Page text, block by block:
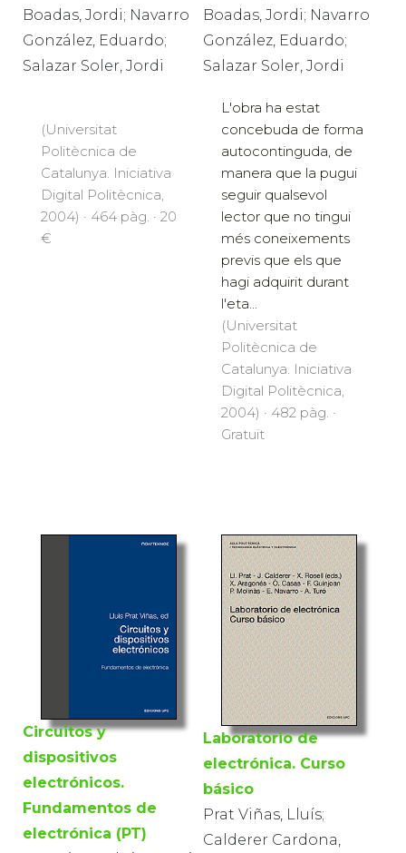
Boadas, Jordi; Navarro
González, Eduardo;
Salazar Soler, Jordi
(Universitat
Politècnica de
Catalunya. Iniciativa
Digital Politècnica,
2004) · 464 pàg. · 20
€
Boadas, Jordi; Navarro
González, Eduardo;
Salazar Soler, Jordi
L'obra ha estat
concebuda de forma
autocontinguda, de
manera que la pugui
seguir qualsevol
lector que no tingui
més coneixements
previs que els que
hagi adquirit durant
l'eta...
(Universitat
Politècnica de
Catalunya. Iniciativa
Digital Politècnica,
2004) · 482 pàg. ·
Gratuït
Circuitos y
dispositivos
electrónicos.
Fundamentos de
electrónica (PT)
Laboratorio de
electrónica. Curso
básico
Prat Viñas, Lluís;
Calderer Cardona,